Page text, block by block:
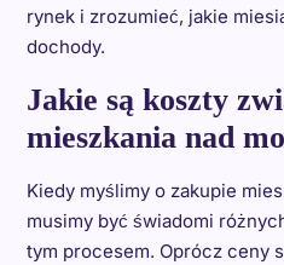
rynek i zrozumieć, jakie
dochody.
Jakie są koszty
mieszkania nad
Kiedy myślimy o zakupie
musimy być świadomi
tym procesem. Oprócz ceny